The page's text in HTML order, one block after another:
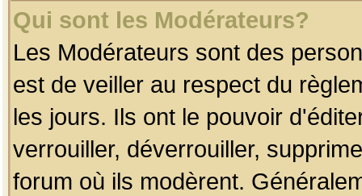
Qui sont les Modérateurs?
Les Modérateurs sont des
est de veiller au respect du
les jours. Ils ont le pouvoir
verrouiller, déverrouiller,
forum où ils modèrent.